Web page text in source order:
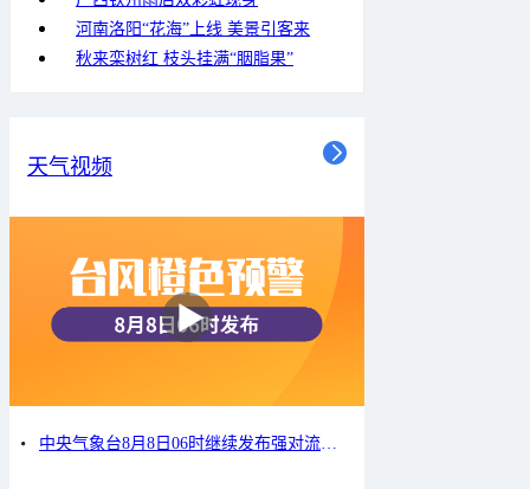
河南洛阳“花海”上线 美景引客来
秋来栾树红 枝头挂满“胭脂果”
天气视频
中央气象台8月8日06时继续发布强对流天气蓝色预警